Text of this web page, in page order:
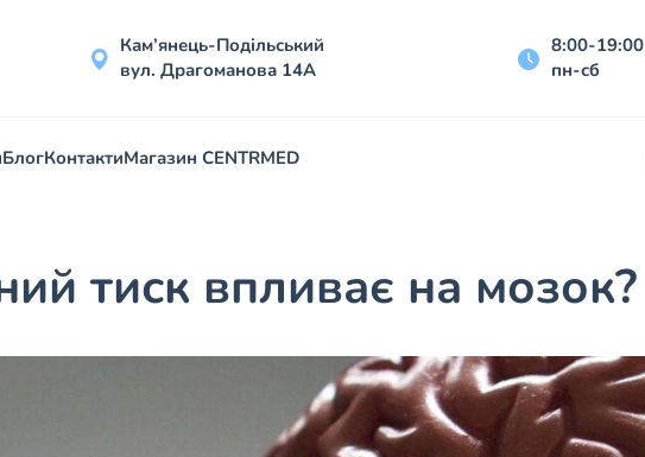
Кам’янець-Подільський
вул. Драгоманова 14А
8:00-19:00
пн-сб
БлогКонтактиМагазин CENTRMED
тиск впливає на мозок?